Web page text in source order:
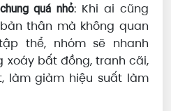
quá nhỏ: Khi ai cũng
thân mà không quan
thể, nhóm sẽ nhanh
xoáy bất đồng, tranh cãi,
làm giảm hiệu suất làm